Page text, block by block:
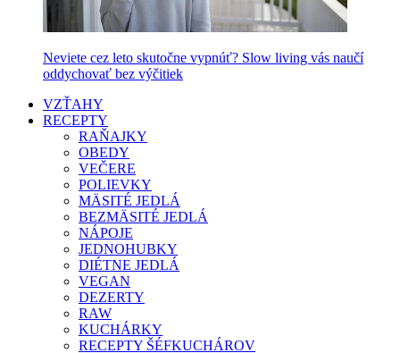
Neviete cez leto skutočne vypnúť? Slow living vás naučí
oddychovať bez výčitiek
VZŤAHY
RECEPTY
RAŇAJKY
OBEDY
VEČERE
POLIEVKY
MÄSITÉ JEDLÁ
BEZMÄSITÉ JEDLÁ
NÁPOJE
JEDNOHUBKY
DIÉTNE JEDLÁ
VEGAN
DEZERTY
RAW
KUCHÁRKY
RECEPTY ŠÉFKUCHÁROV